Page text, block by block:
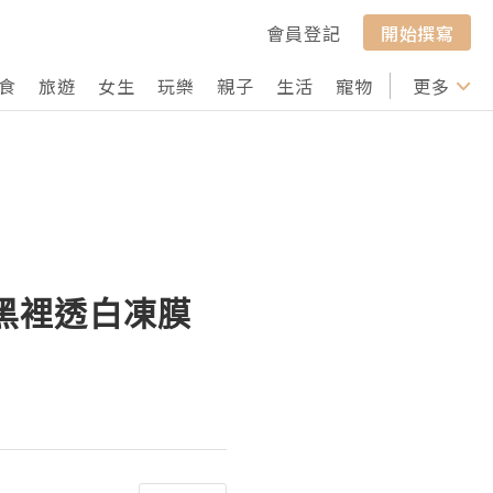
會員登記
開始撰寫
旅遊 女生 玩樂 親子 生活 寵物 行山 打卡
更多
透白凍膜